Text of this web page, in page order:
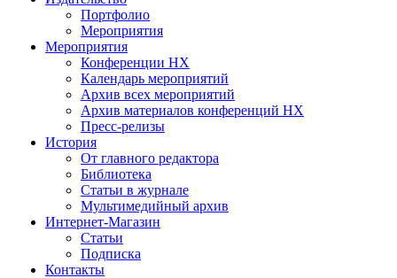
Портфолио
Мероприятия
Мероприятия
Конференции НХ
Календарь мероприятий
Архив всех мероприятий
Архив материалов конференций НХ
Пресс-релизы
История
От главного редактора
Библиотека
Статьи в журнале
Мультимедийный архив
Интернет-Магазин
Статьи
Подписка
Контакты